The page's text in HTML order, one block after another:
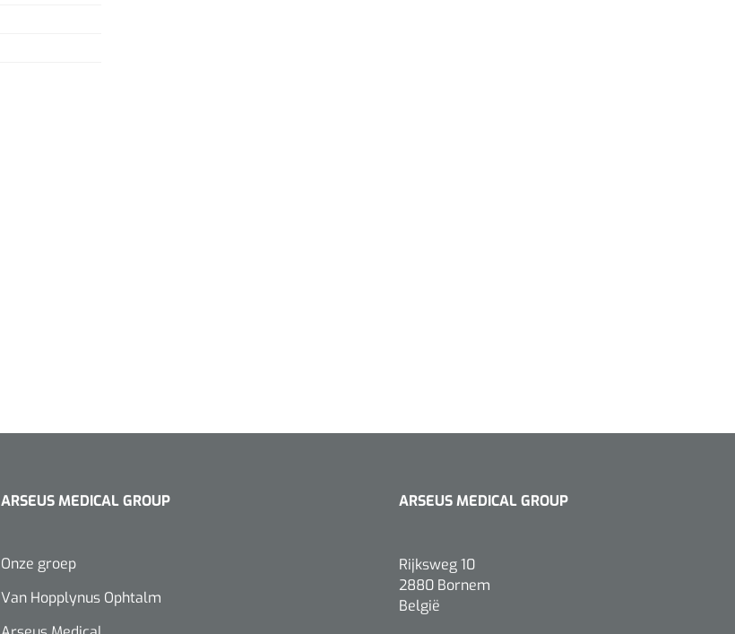
ARSEUS MEDICAL GROUP
Onze groep
Van Hopplynus Ophtalm
ARSEUS MEDICAL GROUP
Rijksweg 10
2880 Bornem
België